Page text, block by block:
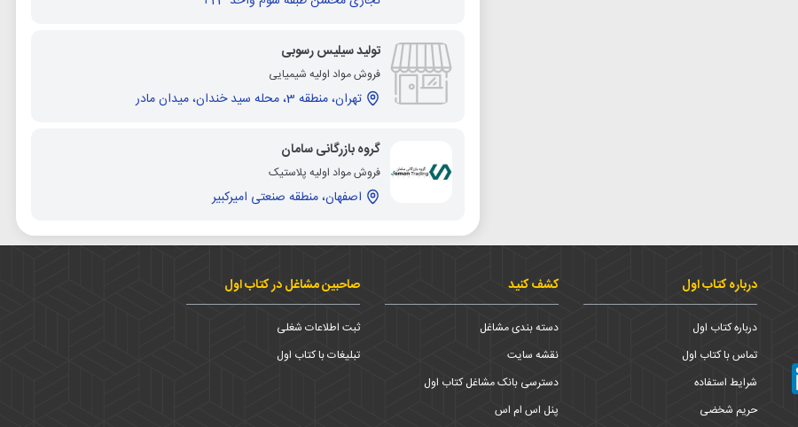
تولید سیلیس رسوبی
فروش مواد اولیه شیمیایی
تهران، منطقه 3، محله سید خندان، میدان مادر
گروه بازرگانی سامان
فروش مواد اولیه پلاستیک
اصفهان، منطقه صنعتی امیرکبیر
درباره کتاب اول
درباره کتاب اول
تماس با کتاب اول
شرایط استفاده
حریم شخضی
کشف کنید
دسته بندی مشاغل
نقشه سایت
دسترسی بانک مشاغل کتاب اول
پنل اس ام اس
صاحبین مشاغل در کتاب اول
ثبت اطلاعات شغلی
تبلیغات با کتاب اول